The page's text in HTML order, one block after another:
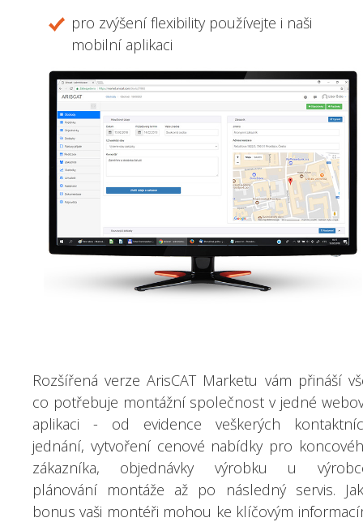
pro zvýšení flexibility používejte i naši
mobilní aplikaci
Rozšířená verze ArisCAT Marketu vám přináší
co potřebuje montážní společnost v jedné
aplikaci - od evidence veškerých
jednání, vytvoření cenové nabídky pro
zákazníka, objednávky výrobku u
plánování montáže až po následný servis.
bonus vaši montéři mohou ke klíčovým